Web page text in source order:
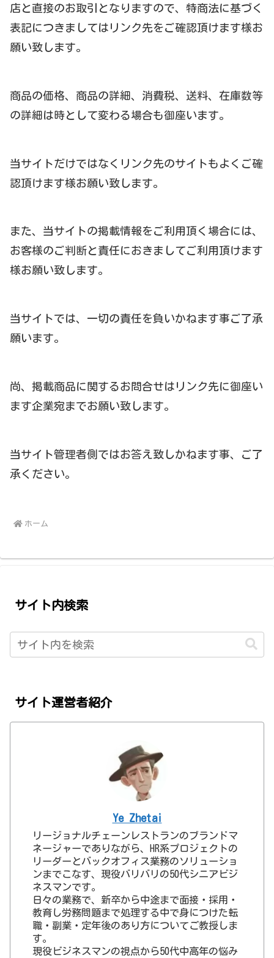
店と直接のお取引となりますので、特商法に基づく
表記につきましてはリンク先をご確認頂けます様お
願い致します。
商品の価格、商品の詳細、消費税、送料、在庫数等
の詳細は時として変わる場合も御座います。
当サイトだけではなくリンク先のサイトもよくご確
認頂けます様お願い致します。
また、当サイトの掲載情報をご利用頂く場合には、
お客様のご判断と責任におきましてご利用頂けます
様お願い致します。
当サイトでは、一切の責任を負いかねます事ご了承
願います。
尚、掲載商品に関するお問合せはリンク先に御座い
ます企業宛までお願い致します。
当サイト管理者側ではお答え致しかねます事、ご了
承ください。
ホーム
サイト内検索
サイト運営者紹介
Ye Zhetai
リージョナルチェーンレストランのブランドマ
ネージャーでありながら、HR系プロジェクトの
リーダーとバックオフィス業務のソリューショ
ンまでこなす、現役バリバリの50代シニアビジ
ネスマンです。
日々の業務で、新卒から中途まで面接・採用・
教育し労務問題まで処理する中で身につけた転
職・副業・定年後のあり方についてご教授しま
す。
現役ビジネスマンの視点から50代中高年の悩み